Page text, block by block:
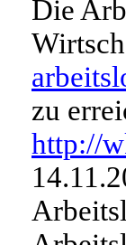
Die
zu
http://